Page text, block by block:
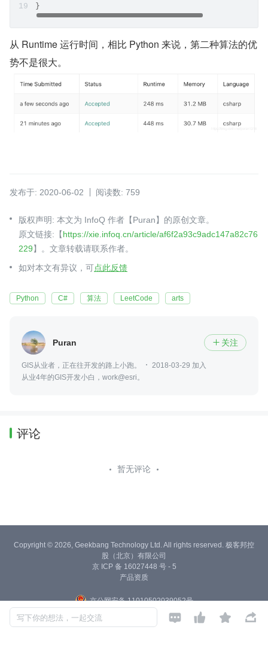
}
从 Runtime 运行时间，相比 Python 来说，第二种算法的优
势不是很大。
发布于: 2020-06-02 阅读数: 759
版权声明: 本文为 InfoQ 作者【Puran】的原创文章。
原文链接:【https://xie.infoq.cn/article/af6f2a93c9adc147a82c76
229】。文章转载请联系作者。
如对本文有异议，可点此反馈
Python C# 算法 LeetCode arts
Puran  关注
GIS从业者，正在往开发的路上小跑。
2018-03-29 加入
从业4年的GIS开发小白，work@esri。
评论
暂无评论
写下你的想法，一起交流    
Copyright © 2026, Geekbang Technology Ltd. All rights reserved. 极客邦控
股（北京）有限公司
京 ICP 备 16027448 号 - 5
产品资质
京公网安备 11010502039052号